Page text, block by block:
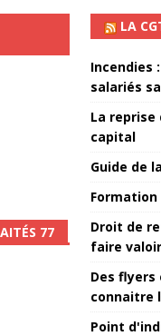
77
LA
Incendies
salariés
La reprise
capital
Guide de
Droit de
faire
Des
connaitre
Point